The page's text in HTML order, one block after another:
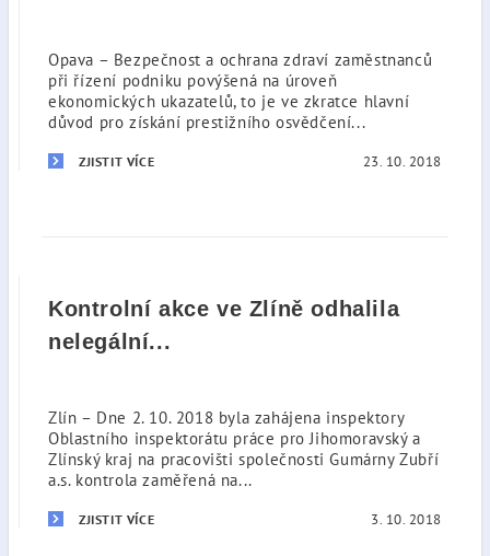
Opava – Bezpečnost a ochrana zdraví zaměstnanců
při řízení podniku povýšená na úroveň
ekonomických ukazatelů, to je ve zkratce hlavní
důvod pro získání prestižního osvědčení...
ZJISTIT VÍCE 23. 10. 2018
Kontrolní akce ve Zlíně odhalila
nelegální...
Zlín – Dne 2. 10. 2018 byla zahájena inspektory
Oblastního inspektorátu práce pro Jihomoravský a
Zlínský kraj na pracovišti společnosti Gumárny Zubří
a.s. kontrola zaměřená na...
ZJISTIT VÍCE 3. 10. 2018